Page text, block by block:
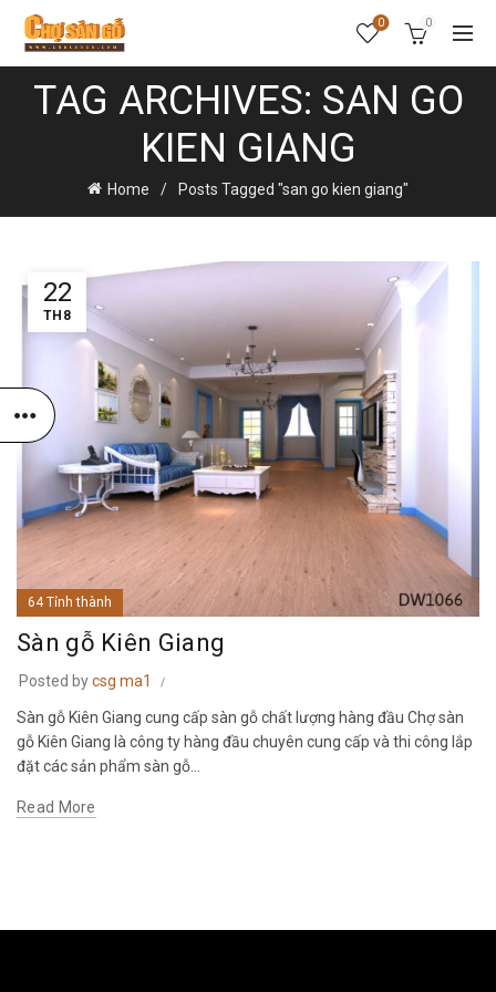
0 0
TAG ARCHIVES: SAN GO
KIEN GIANG
Home Posts Tagged "san go kien giang"
22
TH8
64 Tỉnh thành
Sàn gỗ Kiên Giang
Posted bycsg ma1
Sàn gỗ Kiên Giang cung cấp sàn gỗ chất lượng hàng đầu Chợ sàn
gỗ Kiên Giang là công ty hàng đầu chuyên cung cấp và thi công lắp
đặt các sản phẩm sàn gỗ...
Read More